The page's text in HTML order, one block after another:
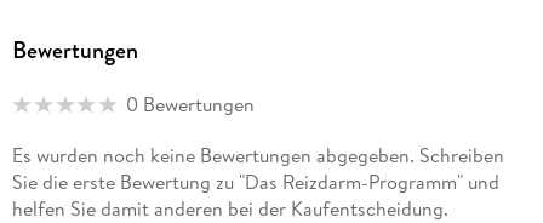
Bewertungen
0 Bewertungen
Es wurden noch keine Bewertungen abgegeben. Schreiben
Sie die erste Bewertung zu "Das Reizdarm-Programm" und
helfen Sie damit anderen bei der Kaufentscheidung.